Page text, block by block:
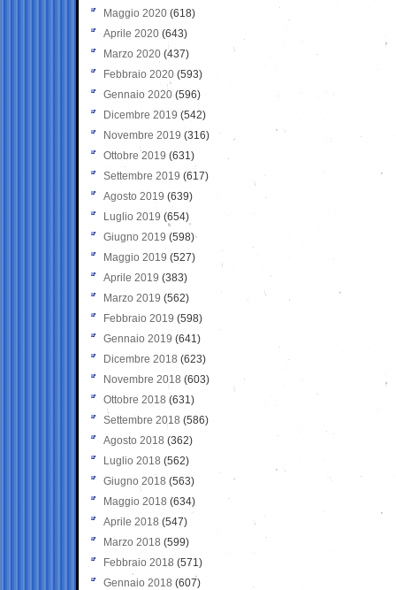
Maggio 2020 (618)
Aprile 2020 (643)
Marzo 2020 (437)
Febbraio 2020 (593)
Gennaio 2020 (596)
Dicembre 2019 (542)
Novembre 2019 (316)
Ottobre 2019 (631)
Settembre 2019 (617)
Agosto 2019 (639)
Luglio 2019 (654)
Giugno 2019 (598)
Maggio 2019 (527)
Aprile 2019 (383)
Marzo 2019 (562)
Febbraio 2019 (598)
Gennaio 2019 (641)
Dicembre 2018 (623)
Novembre 2018 (603)
Ottobre 2018 (631)
Settembre 2018 (586)
Agosto 2018 (362)
Luglio 2018 (562)
Giugno 2018 (563)
Maggio 2018 (634)
Aprile 2018 (547)
Marzo 2018 (599)
Febbraio 2018 (571)
Gennaio 2018 (607)